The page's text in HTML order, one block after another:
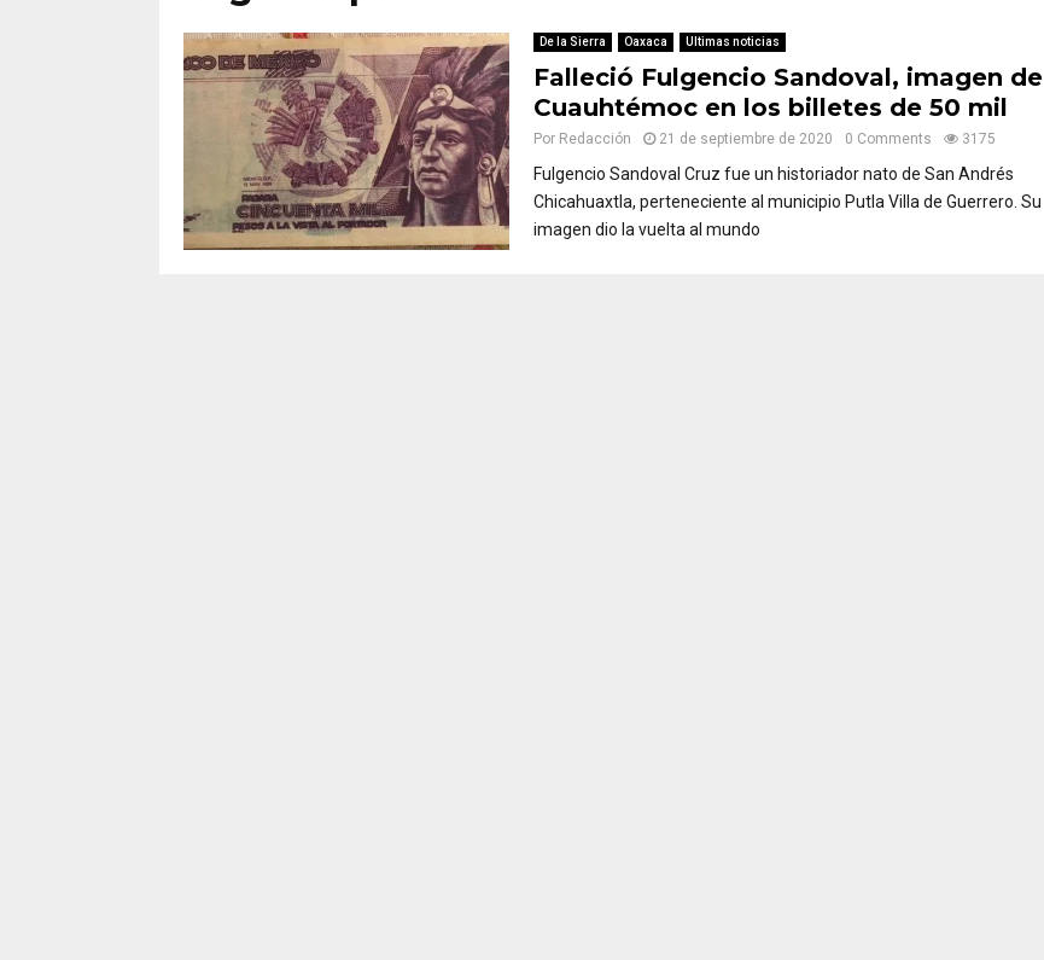
De la Sierra Oaxaca Ultimas noticias
Falleció Fulgencio Sandoval, imagen de
Cuauhtémoc en los billetes de 50 mil
Por Redacción 21 de septiembre de 2020 0 Comments 3175
Fulgencio Sandoval Cruz fue un historiador nato de San Andrés
Chicahuaxtla, perteneciente al municipio Putla Villa de Guerrero. Su
imagen dio la vuelta al mundo